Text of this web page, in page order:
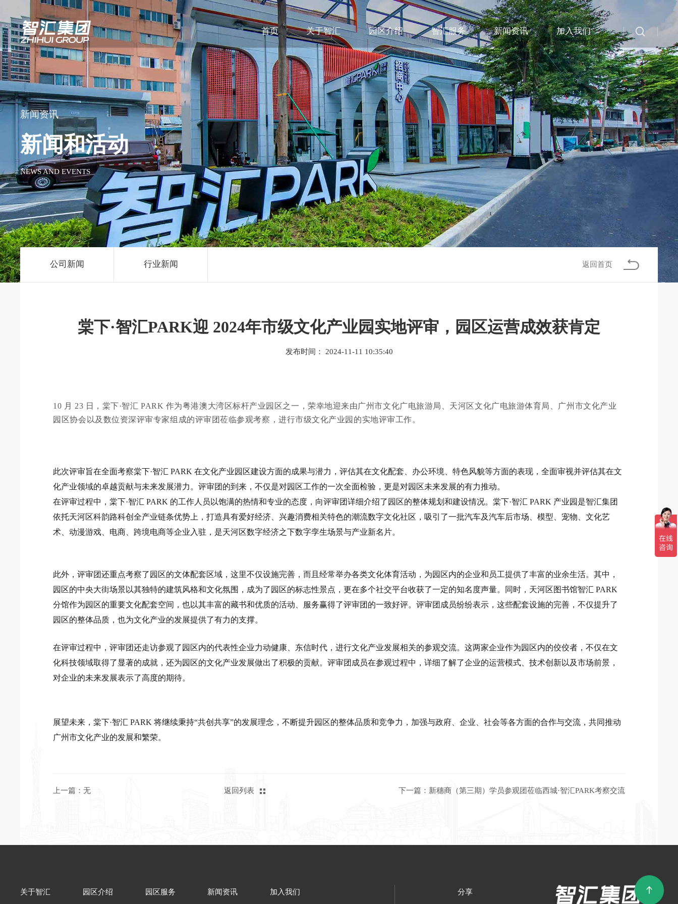
首页 关于智汇 园区介绍 智汇服务 新闻资讯 加入我们
新闻资讯
新闻和活动
NEWS AND EVENTS
公司新闻 行业新闻 返回首页
棠下·智汇PARK迎 2024年市级文化产业园实地评审，园区运营成效获肯定
发布时间： 2024-11-11 10:35:40
10 月 23 日， 棠下·智汇 PARK 作为粤港澳大湾区标杆产业园区之一，荣幸地迎来
园区协会以及数位资深评审专家组成的评审团莅临参观考察，进行市级文化产业园的实地评审工作。
化产业领域的卓越贡献与未来发展潜力。评审团的到来，不仅是对园区工作的一次全面检验，更是对园区未来发展的有力推动。
术、动漫游戏、电商、跨境电商等企业入驻，是天河区数字经济之下数字孪生场景与产业新名片。
园区的整体品质，也为文化产业的发展提供了有力的支撑。
对企业的未来发展表示了高度的期待。
广州市文化产业的发展和繁荣。
上一篇：无 返回列表 下一篇：新穗商（第三期）学员参观团莅临西城·智汇PARK考察交流
关于智汇 园区介绍 园区服务 新闻资讯 加入我们 分享